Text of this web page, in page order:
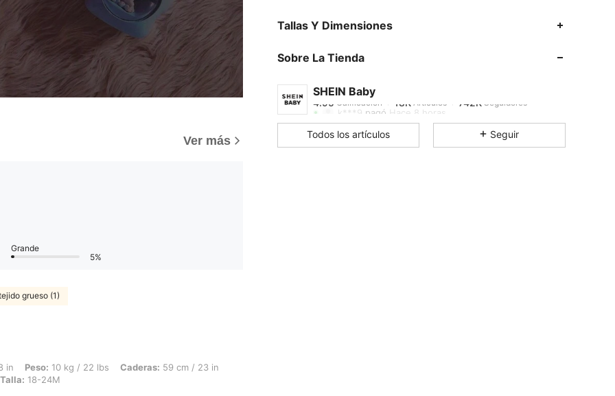
Ver más
Grande
5%
grueso (1)
kg / 22 lbs, Caderas: 59 cm / 23 in, Cintura: 44 cm / 17 in, Busto: 41 cm / 16 in, Color: Azul, Talla: 18-24M
in Peso: 10 kg / 22 lbs Caderas: 59 cm / 23 in
Talla: 18-24M
Tallas Y Dimensiones
Sobre La Tienda
SHEIN Baby
4.95
4.95
k***9pagó Hace 8 horas
4.95
Todos los artículos Seguir